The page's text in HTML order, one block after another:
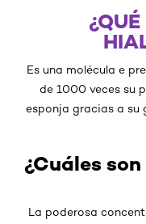
Es una molécula e
de 1000 veces su
esponja gracias a su
¿Cuáles son
La poderosa